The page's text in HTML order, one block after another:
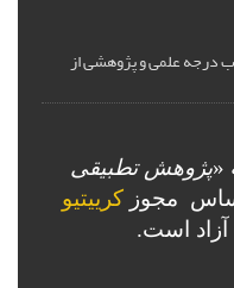
درجه علمی و پژوهشی از
«پژوهش تطبیقی
مجوز کرییتیو
آزاد است.